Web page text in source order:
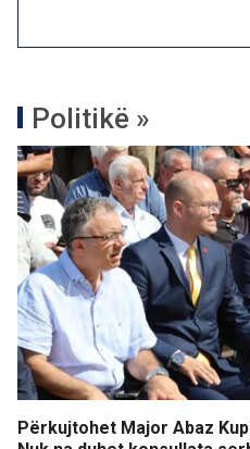
Politikë »
Përkujtohet Major Abaz